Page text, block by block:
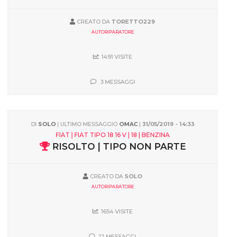
CREATO DA TORETTO229
AUTORIPARATORE
1491 VISITE
3 MESSAGGI
DI SOLO| ULTIMO MESSAGGIO OMAC | 31/05/2019 - 14:33
FIAT | FIAT TIPO 18 16 V | 18 | BENZINA
RISOLTO | TIPO NON PARTE
CREATO DA SOLO
AUTORIPARATORE
1654 VISITE